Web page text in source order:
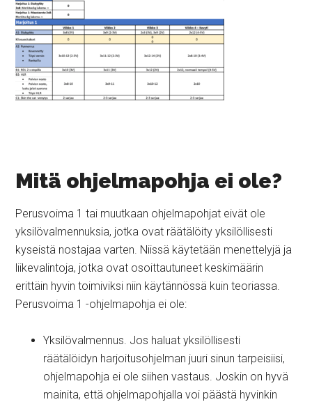
Mitä ohjelmapohja ei ole?
Perusvoima 1 tai muutkaan ohjelmapohjat eivät ole
yksilövalmennuksia, jotka ovat räätälöity yksilöllisesti
kyseistä nostajaa varten. Niissä käytetään menettelyjä ja
liikevalintoja, jotka ovat osoittautuneet keskimäärin
erittäin hyvin toimiviksi niin käytännössä kuin teoriassa.
Perusvoima 1 -ohjelmapohja ei ole:
Yksilövalmennus. Jos haluat yksilöllisesti
räätälöidyn harjoitusohjelman juuri sinun tarpeisiisi,
ohjelmapohja ei ole siihen vastaus. Joskin on hyvä
mainita, että ohjelmapohjalla voi päästä hyvinkin